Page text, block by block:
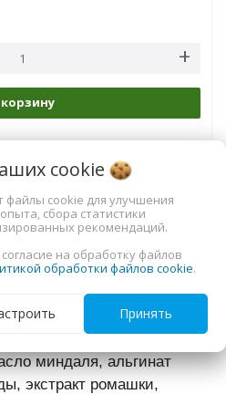
ромашки, гидролат
В3), сквалан, гель
глицерин,
кислоты,
миндаля, альгинат
экстракт ромашки,
cookie
файлы cookie для улучшения
сбора статистики
рекомендаций.
на обработку файлов
обработки файлов cookie.
Принять